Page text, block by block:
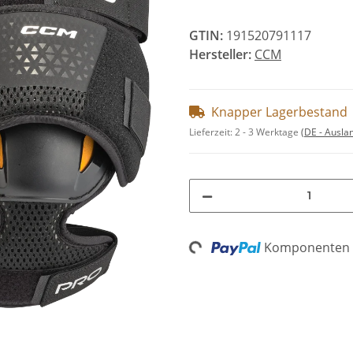
GTIN: 191520791117
Hersteller: CCM
Knapper Lagerbestand
Lieferzeit:2 - 3 Werktage (DE -
Loading... Komponenten